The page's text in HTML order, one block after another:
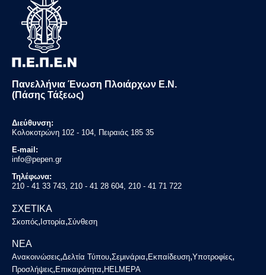
Πανελλήνια Ένωση Πλοιάρχων Ε.Ν.
(Πάσης Τάξεως)
Διεύθυνση:
Κολοκοτρώνη 102 - 104, Πειραιάς 185 35
E-mail:
info@pepen.gr
Τηλέφωνα:
210 - 41 33 743, 210 - 41 28 604, 210 - 41 71 722
ΣΧΕΤΙΚΑ
Σκοπός, Ιστορία,Σύνθεση
ΝΕΑ
Ανακοινώσεις,Δελτία Τύπου,Σεμινάρια, Εκπαίδευση,Υποτροφίες,
Προσλήψεις,Επικαιρότητα,HELMEPA